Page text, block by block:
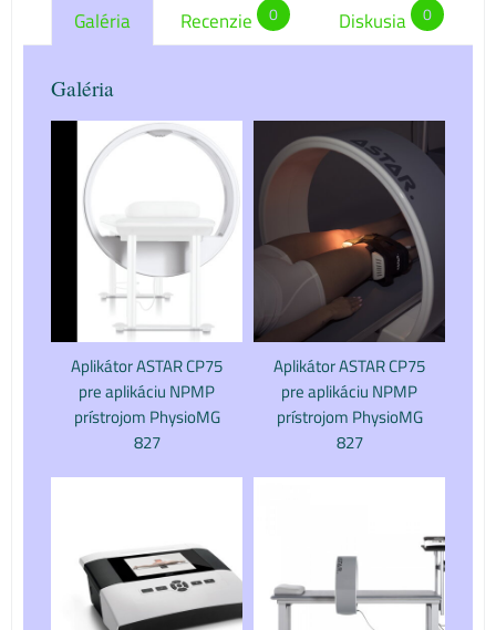
Galéria Recenzie 0 Diskusia 0
Galéria
Aplikátor ASTAR CP75
pre aplikáciu NPMP
prístrojom PhysioMG
827
Aplikátor ASTAR CP75
pre aplikáciu NPMP
prístrojom PhysioMG
827